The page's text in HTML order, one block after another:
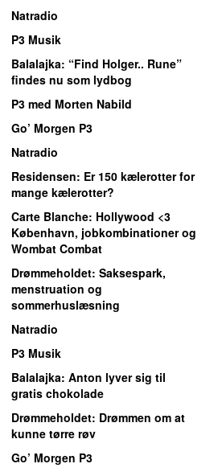
Natradio
P3 Musik
Balalajka: “Find Holger.. Rune”
findes nu som lydbog
P3 med Morten Nabild
Go’ Morgen P3
Natradio
Residensen: Er 150 kælerotter for
mange kælerotter?
Carte Blanche: Hollywood <3
København, jobkombinationer og
Wombat Combat
Drømmeholdet: Saksespark,
menstruation og
sommerhuslæsning
Natradio
P3 Musik
Balalajka: Anton lyver sig til
gratis chokolade
Drømmeholdet: Drømmen om at
kunne tørre røv
Go’ Morgen P3